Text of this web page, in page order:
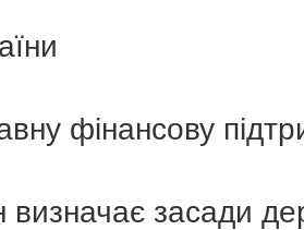
фінансову
засади